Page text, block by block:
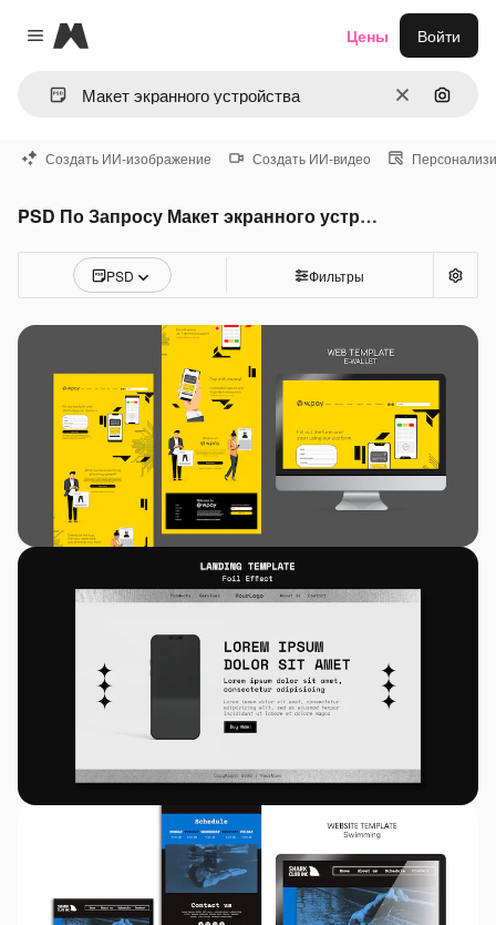
Close menu
Magnific
ОчиститьПоиск
Цены Войти
Создать ИИ-изображение Создать ИИ-видео
PSD По Запросу Макет экранного устройства
PSD Фильтры